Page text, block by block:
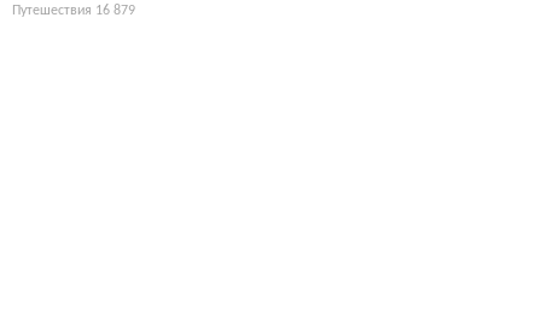
Путешествия 16 879